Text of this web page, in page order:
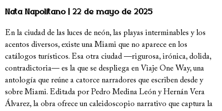
Nata Napolitano 22 de mayo de 2025
En la ciudad de las luces de neón, las playas interminables y los
acentos diversos, existe una Miami que no aparece en los
catálogos turísticos. Esa otra ciudad —rigurosa, irónica, dolida,
contradictoria— es la que se despliega en Viaje One Way, una
antología que reúne a catorce narradores que escriben desde y
sobre Miami. Editada por Pedro Medina León y Hernán Vera
Álvarez, la obra ofrece un caleidoscopio narrativo que captura la